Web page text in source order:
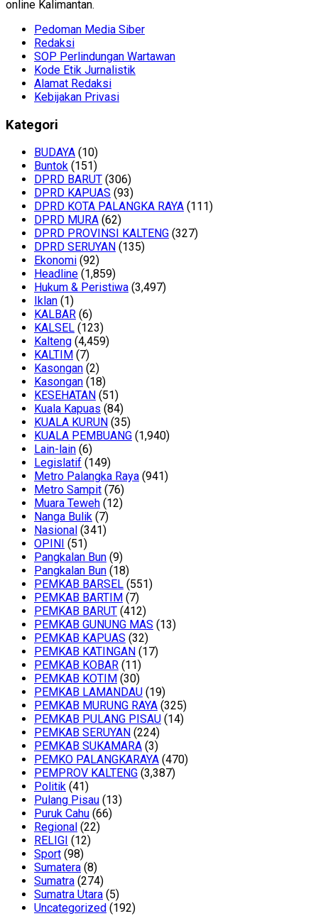
online Kalimantan.
Pedoman Media Siber
Redaksi
SOP Perlindungan Wartawan
Kode Etik Jurnalistik
Alamat Redaksi
Kebijakan Privasi
Kategori
BUDAYA (10)
Buntok (151)
DPRD BARUT (306)
DPRD KAPUAS (93)
DPRD KOTA PALANGKA RAYA (111)
DPRD MURA (62)
DPRD PROVINSI KALTENG (327)
DPRD SERUYAN (135)
Ekonomi (92)
Headline (1,859)
Hukum & Peristiwa (3,497)
Iklan (1)
KALBAR (6)
KALSEL (123)
Kalteng (4,459)
KALTIM (7)
Kasongan (2)
Kasongan (18)
KESEHATAN (51)
Kuala Kapuas (84)
KUALA KURUN (35)
KUALA PEMBUANG (1,940)
Lain-lain (6)
Legislatif (149)
Metro Palangka Raya (941)
Metro Sampit (76)
Muara Teweh (12)
Nanga Bulik (7)
Nasional (341)
OPINI (51)
Pangkalan Bun (9)
Pangkalan Bun (18)
PEMKAB BARSEL (551)
PEMKAB BARTIM (7)
PEMKAB BARUT (412)
PEMKAB GUNUNG MAS (13)
PEMKAB KAPUAS (32)
PEMKAB KATINGAN (17)
PEMKAB KOBAR (11)
PEMKAB KOTIM (30)
PEMKAB LAMANDAU (19)
PEMKAB MURUNG RAYA (325)
PEMKAB PULANG PISAU (14)
PEMKAB SERUYAN (224)
PEMKAB SUKAMARA (3)
PEMKO PALANGKARAYA (470)
PEMPROV KALTENG (3,387)
Politik (41)
Pulang Pisau (13)
Puruk Cahu (66)
Regional (22)
RELIGI (12)
Sport (98)
Sumatera (8)
Sumatra (274)
Sumatra Utara (5)
Uncategorized (192)